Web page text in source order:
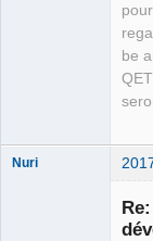
be
Nuri